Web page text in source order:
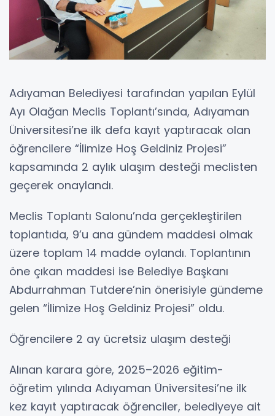
Adıyaman Belediyesi tarafından yapılan Eylül
Ayı Olağan Meclis Toplantı’sında, Adıyaman
Üniversitesi’ne ilk defa kayıt yaptıracak olan
öğrencilere “İlimize Hoş Geldiniz Projesi”
kapsamında 2 aylık ulaşım desteği meclisten
geçerek onaylandı.
Meclis Toplantı Salonu’nda gerçekleştirilen
toplantıda, 9’u ana gündem maddesi olmak
üzere toplam 14 madde oylandı. Toplantının
öne çıkan maddesi ise Belediye Başkanı
Abdurrahman Tutdere’nin önerisiyle gündeme
gelen “İlimize Hoş Geldiniz Projesi” oldu.
Öğrencilere 2 ay ücretsiz ulaşım desteği
Alınan karara göre, 2025–2026 eğitim-
öğretim yılında Adıyaman Üniversitesi’ne ilk
kez kayıt yaptıracak öğrenciler, belediyeye ait